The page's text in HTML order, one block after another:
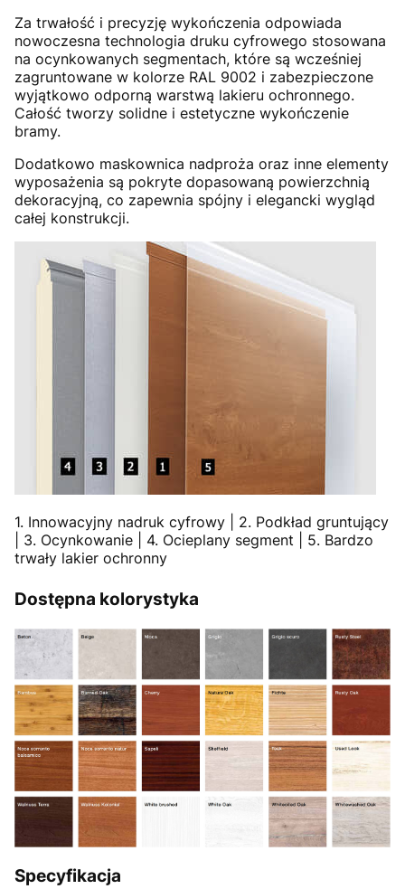
Za trwałość i precyzję wykończenia odpowiada
nowoczesna technologia druku cyfrowego stosowana
na ocynkowanych segmentach, które są wcześniej
zagruntowane w kolorze RAL 9002 i zabezpieczone
wyjątkowo odporną warstwą lakieru ochronnego.
Całość tworzy solidne i estetyczne wykończenie
bramy.
Dodatkowo maskownica nadproża oraz inne elementy
wyposażenia są pokryte dopasowaną powierzchnią
dekoracyjną, co zapewnia spójny i elegancki wygląd
całej konstrukcji.
1. Innowacyjny nadruk cyfrowy | 2. Podkład gruntujący
| 3. Ocynkowanie | 4. Ocieplany segment | 5. Bardzo
trwały lakier ochronny
Dostępna kolorystyka
Specyfikacja